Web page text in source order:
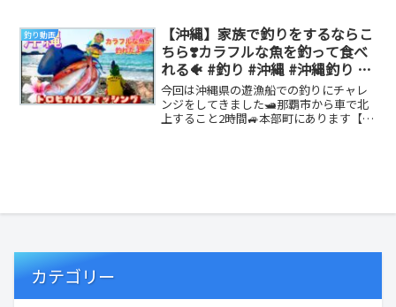
釣り動画
【沖縄】家族で釣りをするならこ
ちら❣️カラフルな魚を釣って食べ
れる🐠 #釣り #沖縄 #沖縄釣り #
遊漁船 #海上釣堀
今回は沖縄県の遊漁船での釣りにチャレ
ンジをしてきました🛥那覇市から車で北
上すること2時間🚙本部町にあります【も
カテゴリー